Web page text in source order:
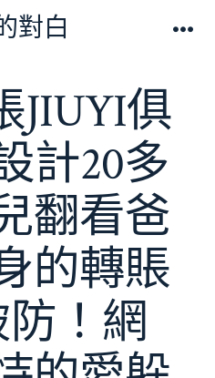
對白
JIUYI俱
計20多
翻看爸
的轉賬
！網